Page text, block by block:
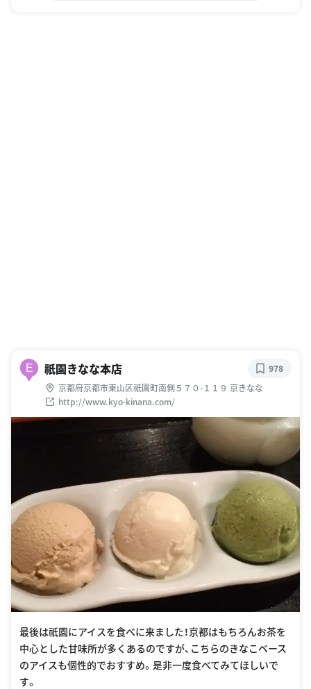
E 祇園きなな本店
京都府京都市東山区祇園町南側５７０-１１９ 京きなな
http://www.kyo-kinana.com/
978
最後は祇園にアイスを食べに来ました！京都はもちろんお茶を
中心とした甘味所が多くあるのですが、こちらのきなこベース
のアイスも個性的でおすすめ。是非一度食べてみてほしいで
す。